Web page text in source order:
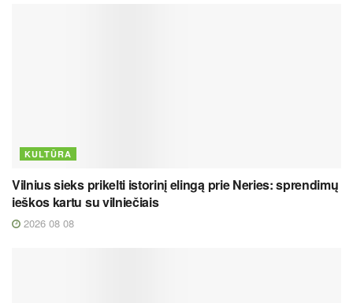
KULTŪRA
Vilnius sieks prikelti istorinį elingą prie Neries: sprendimų
ieškos kartu su vilniečiais
2026 08 08